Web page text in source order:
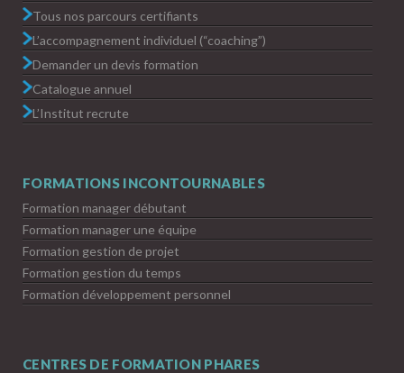
Tous nos parcours certifiants
L’accompagnement individuel (“coaching”)
Demander un devis formation
Catalogue annuel
L’Institut recrute
FORMATIONS INCONTOURNABLES
Formation manager débutant
Formation manager une équipe
Formation gestion de projet
Formation gestion du temps
Formation développement personnel
CENTRES DE FORMATION PHARES